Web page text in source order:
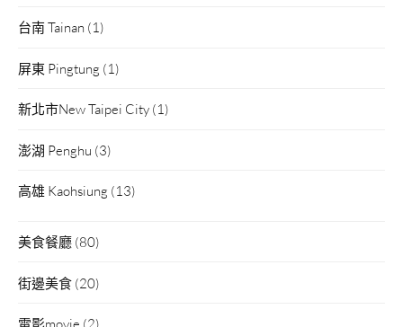
台南 Tainan (1)
屏東 Pingtung (1)
新北市New Taipei City (1)
澎湖 Penghu (3)
高雄 Kaohsiung (13)
美食餐廳 (80)
街邊美食 (20)
電影movie (2)